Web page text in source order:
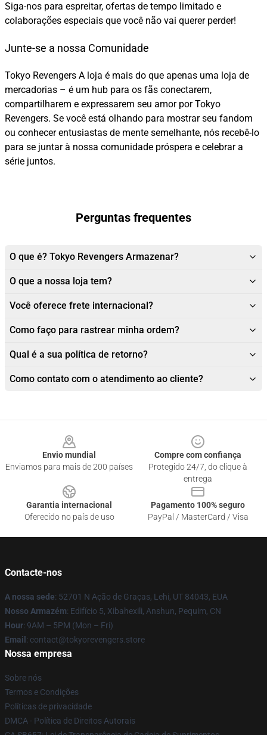
Siga-nos para espreitar, ofertas de tempo limitado e
colaborações especiais que você não vai querer perder!
Junte-se a nossa Comunidade
Tokyo Revengers A loja é mais do que apenas uma loja de
mercadorias – é um hub para os fãs conectarem,
compartilharem e expressarem seu amor por Tokyo
Revengers. Se você está olhando para mostrar seu fandom
ou conhecer entusiastas de mente semelhante, nós recebê-lo
para se juntar à nossa comunidade próspera e celebrar a
série juntos.
Perguntas frequentes
O que é? Tokyo Revengers Armazenar?
O que a nossa loja tem?
Você oferece frete internacional?
Como faço para rastrear minha ordem?
Qual é a sua política de retorno?
Como contato com o atendimento ao cliente?
Envio mundial
Enviamos para mais de 200 países
Compre com confiança
Protegido 24/7, do clique à
entrega
Garantia internacional
Oferecido no país de uso
Pagamento 100% seguro
PayPal / MasterCard / Visa
Contacte-nos
A nossa sede: 52701 N Ação de Graças, Lehi, UT 84043, EUA
Nosso Armazém: Edifício 5, Xibahexili, Anshun, Pequim, CN
Hour: 9AM – 5PM (Mon – Fri)
Email : contact@tokyorevengers.store
Nossa empresa
Sobre nós
Termos e Condições
Políticas de privacidade
DMCA - Política de Direitos Autorais